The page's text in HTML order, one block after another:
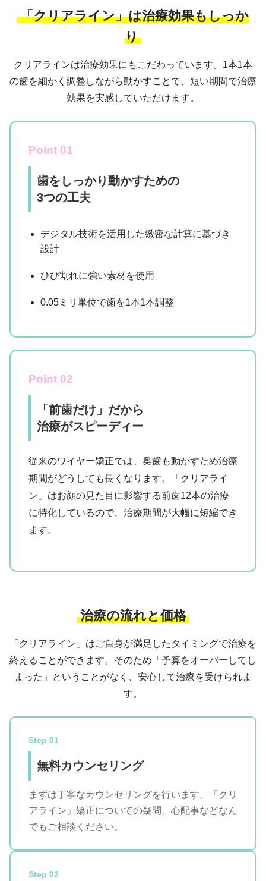
「クリアライン」は治療効果もしっか
り
クリアラインは治療効果にもこだわっています。1本1本
の歯を細かく調整しながら動かすことで、短い期間で治療
効果を実感していただけます。
Point 01
歯をしっかり動かすための
3つの工夫
デジタル技術を活用した緻密な計算に基づき
設計
ひび割れに強い素材を使用
0.05ミリ単位で歯を1本1本調整
Point 02
「前歯だけ」だから
治療がスピーディー
従来のワイヤー矯正では、奥歯も動かすため治療
期間がどうしても長くなります。「クリアライ
ン」はお顔の見た目に影響する前歯12本の治療
に特化しているので、治療期間が大幅に短縮でき
ます。
治療の流れと価格
「クリアライン」はご自身が満足したタイミングで治療を
終えることができます。そのため「予算をオーバーしてし
まった」ということがなく、安心して治療を受けられま
す。
Step 01
無料カウンセリング
まずは丁寧なカウンセリングを行います。「クリ
アライン」矯正についての疑問、心配事などなん
でもご相談ください。
Step 02